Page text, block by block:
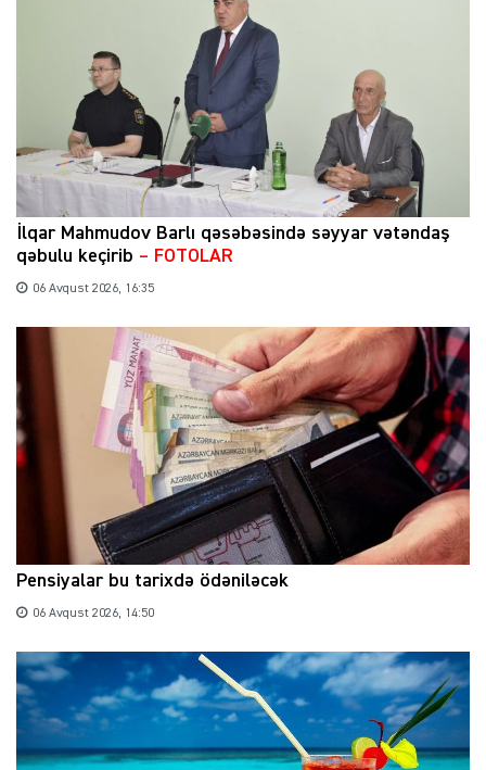
İlqar Mahmudov Barlı qəsəbəsində səyyar vətəndaş
qəbulu keçirib – FOTOLAR
06 Avqust 2026, 16:35
Pensiyalar bu tarixdə ödəniləcək
06 Avqust 2026, 14:50